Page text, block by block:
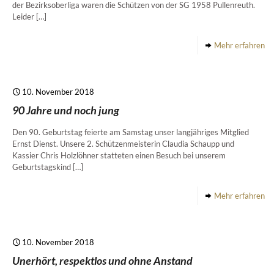
der Bezirksoberliga waren die Schützen von der SG 1958 Pullenreuth.
Leider […]
Mehr erfahren
10. November 2018
90 Jahre und noch jung
Den 90. Geburtstag feierte am Samstag unser langjähriges Mitglied
Ernst Dienst. Unsere 2. Schützenmeisterin Claudia Schaupp und
Kassier Chris Holzlöhner statteten einen Besuch bei unserem
Geburtstagskind […]
Mehr erfahren
10. November 2018
Unerhört, respektlos und ohne Anstand